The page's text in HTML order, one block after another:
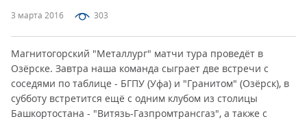
3 марта 2016 303
Магнитогорский "Металлург" матчи тура проведёт в
Озёрске. Завтра наша команда сыграет две встречи с
соседями по таблице - БГПУ (Уфа) и "Гранитом" (Озёрск), в
субботу встретится ещё с одним клубом из столицы
Башкортостана - "Витязь-Газпромтрансгаз", а также с